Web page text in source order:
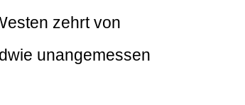
zehrt von
unangemessen